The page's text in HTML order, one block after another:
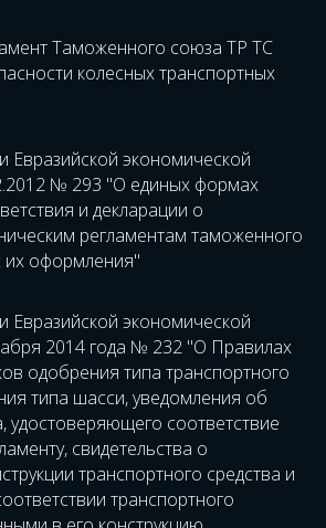
Таможенного союза ТР ТС
колесных транспортных
Евразийской экономической
№ 293 "О единых формах
и декларации о
регламентам таможенного
их оформления"
Евразийской экономической
2014 года № 232 "О Правилах
одобрения типа транспортного
типа шасси, уведомления об
удостоверяющего соответствие
свидетельства о
транспортного средства и
транспортного